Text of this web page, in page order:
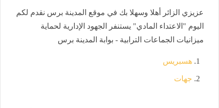
عزيزي الزائر أهلا وسهلا بك في موقع المدينة برس نقدم لكم
اليوم "الاعتداء المادي" يستنفر الجهود الإدارية لحماية
ميزانيات الجماعات الترابية - بوابة المدينة برس
هسبريس
جهات